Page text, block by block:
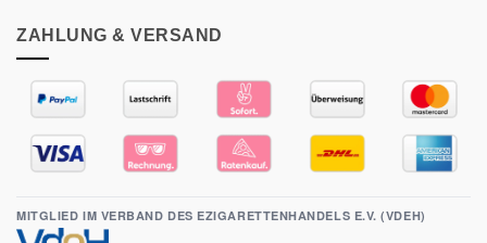
ZAHLUNG & VERSAND
MITGLIED IM VERBAND DES EZIGARETTENHANDELS E.V. (VDEH)